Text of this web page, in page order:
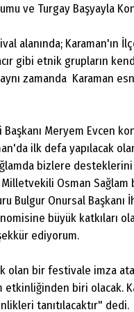
ve Turgay Başyayla
alanında; Karaman'ın
gibi etnik grupların
zamanda Karaman
Meryem Evcen
ilk defa yapılacak
bizlere
Osman
Bulgur Onursal Başkanı
büyük katkıları
ediyorum.
olan bir festivale imza
etkinliğinden biri olacak.
tanıtılacaktır" dedi.